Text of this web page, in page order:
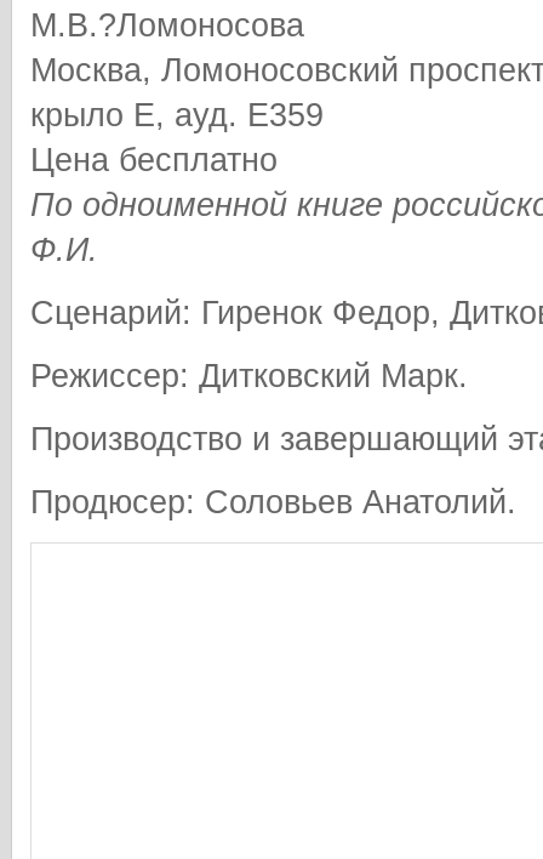
М.В.?Ломоносова
Москва, Ломоносовский
крыло Е, ауд. Е359
Цена бесплатно
По одноименной книге
Ф.И.
Сценарий: Гиренок Федор,
Режиссер: Дитковский Марк.
Производство и завершающий
Продюсер: Соловьев Анатолий.